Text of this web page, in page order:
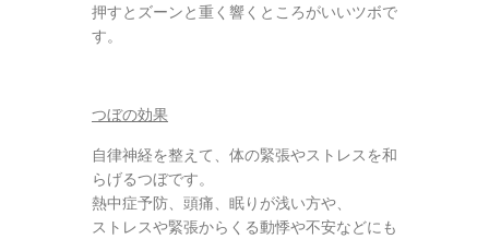
押すとズーンと重く響くところがいいツボで
す。
つぼの効果
自律神経を整えて、体の緊張やストレスを和
らげるつぼです。
熱中症予防、頭痛、眠りが浅い方や、
ストレスや緊張からくる動悸や不安などにも